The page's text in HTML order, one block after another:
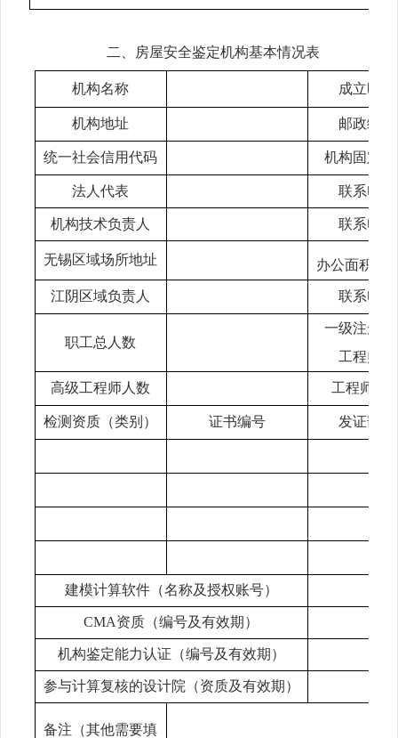
二、房屋安全鉴定机构基本情况表
机构名称 成立时间
机构地址 邮政编码
统一社会信用代码 机构固定电
法人代表 联系电话
机构技术负责人 联系电话
无锡区域场所地址 办公面积（m
江阴区域负责人 联系电话
职工总人数
一级注册结
工程师
高级工程师人数 工程师人
检测资质（类别） 证书编号 发证部门
建模计算软件（名称及授权账号）
CMA资质（编号及有效期）
机构鉴定能力认证（编号及有效期）
参与计算复核的设计院（资质及有效期）
备注（其他需要填